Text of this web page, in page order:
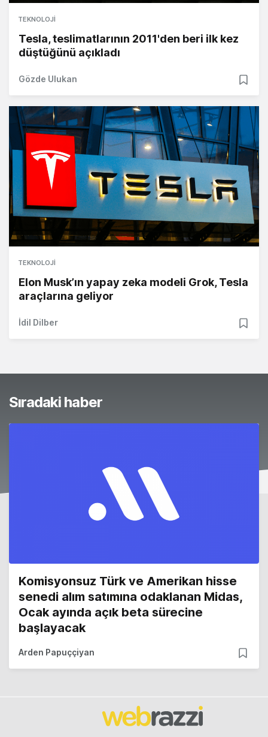
TEKNOLOJI
Tesla, teslimatlarının 2011'den beri ilk kez
düştüğünü açıkladı
Gözde Ulukan
TEKNOLOJI
Elon Musk’ın yapay zeka modeli Grok, Tesla
araçlarına geliyor
İdil Dilber
Sıradaki haber
Komisyonsuz Türk ve Amerikan hisse
senedi alım satımına odaklanan Midas,
Ocak ayında açık beta sürecine
başlayacak
Arden Papuççiyan